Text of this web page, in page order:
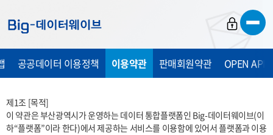
가
기
가
기
가
기
공공데이터 이용정책 이용약관 판매회원약관 OPEN API
제1조 [목적]
이 약관은 부산광역시가 운영하는 데이터 통합플랫폼인 Big-데이터웨이브(이
하“플랫폼”이라 한다)에서 제공하는 서비스를 이용함에 있어서 플랫폼과 이용